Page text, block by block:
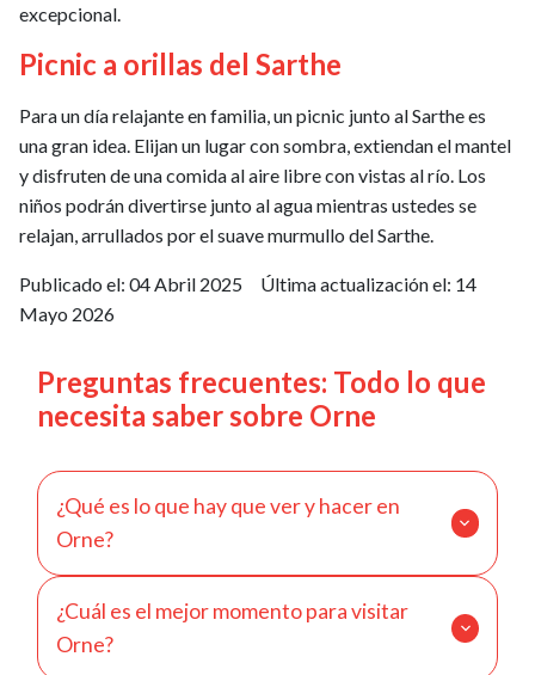
excepcional.
Picnic a orillas del Sarthe
Para un día relajante en familia, un picnic junto al Sarthe es
una gran idea. Elijan un lugar con sombra, extiendan el mantel
y disfruten de una comida al aire libre con vistas al río. Los
niños podrán divertirse junto al agua mientras ustedes se
relajan, arrullados por el suave murmullo del Sarthe.
Publicado el: 04 Abril 2025 Última actualización el: 14
Mayo 2026
Preguntas frecuentes: Todo lo que
necesita saber sobre Orne
¿Qué es lo que hay que ver y hacer en
Orne?
descubrir! Para los amantes de la historia, el
Castillo de Carrouges y la Abadía de Lonlay son
¿Cuál es el mejor momento para visitar
Orne?